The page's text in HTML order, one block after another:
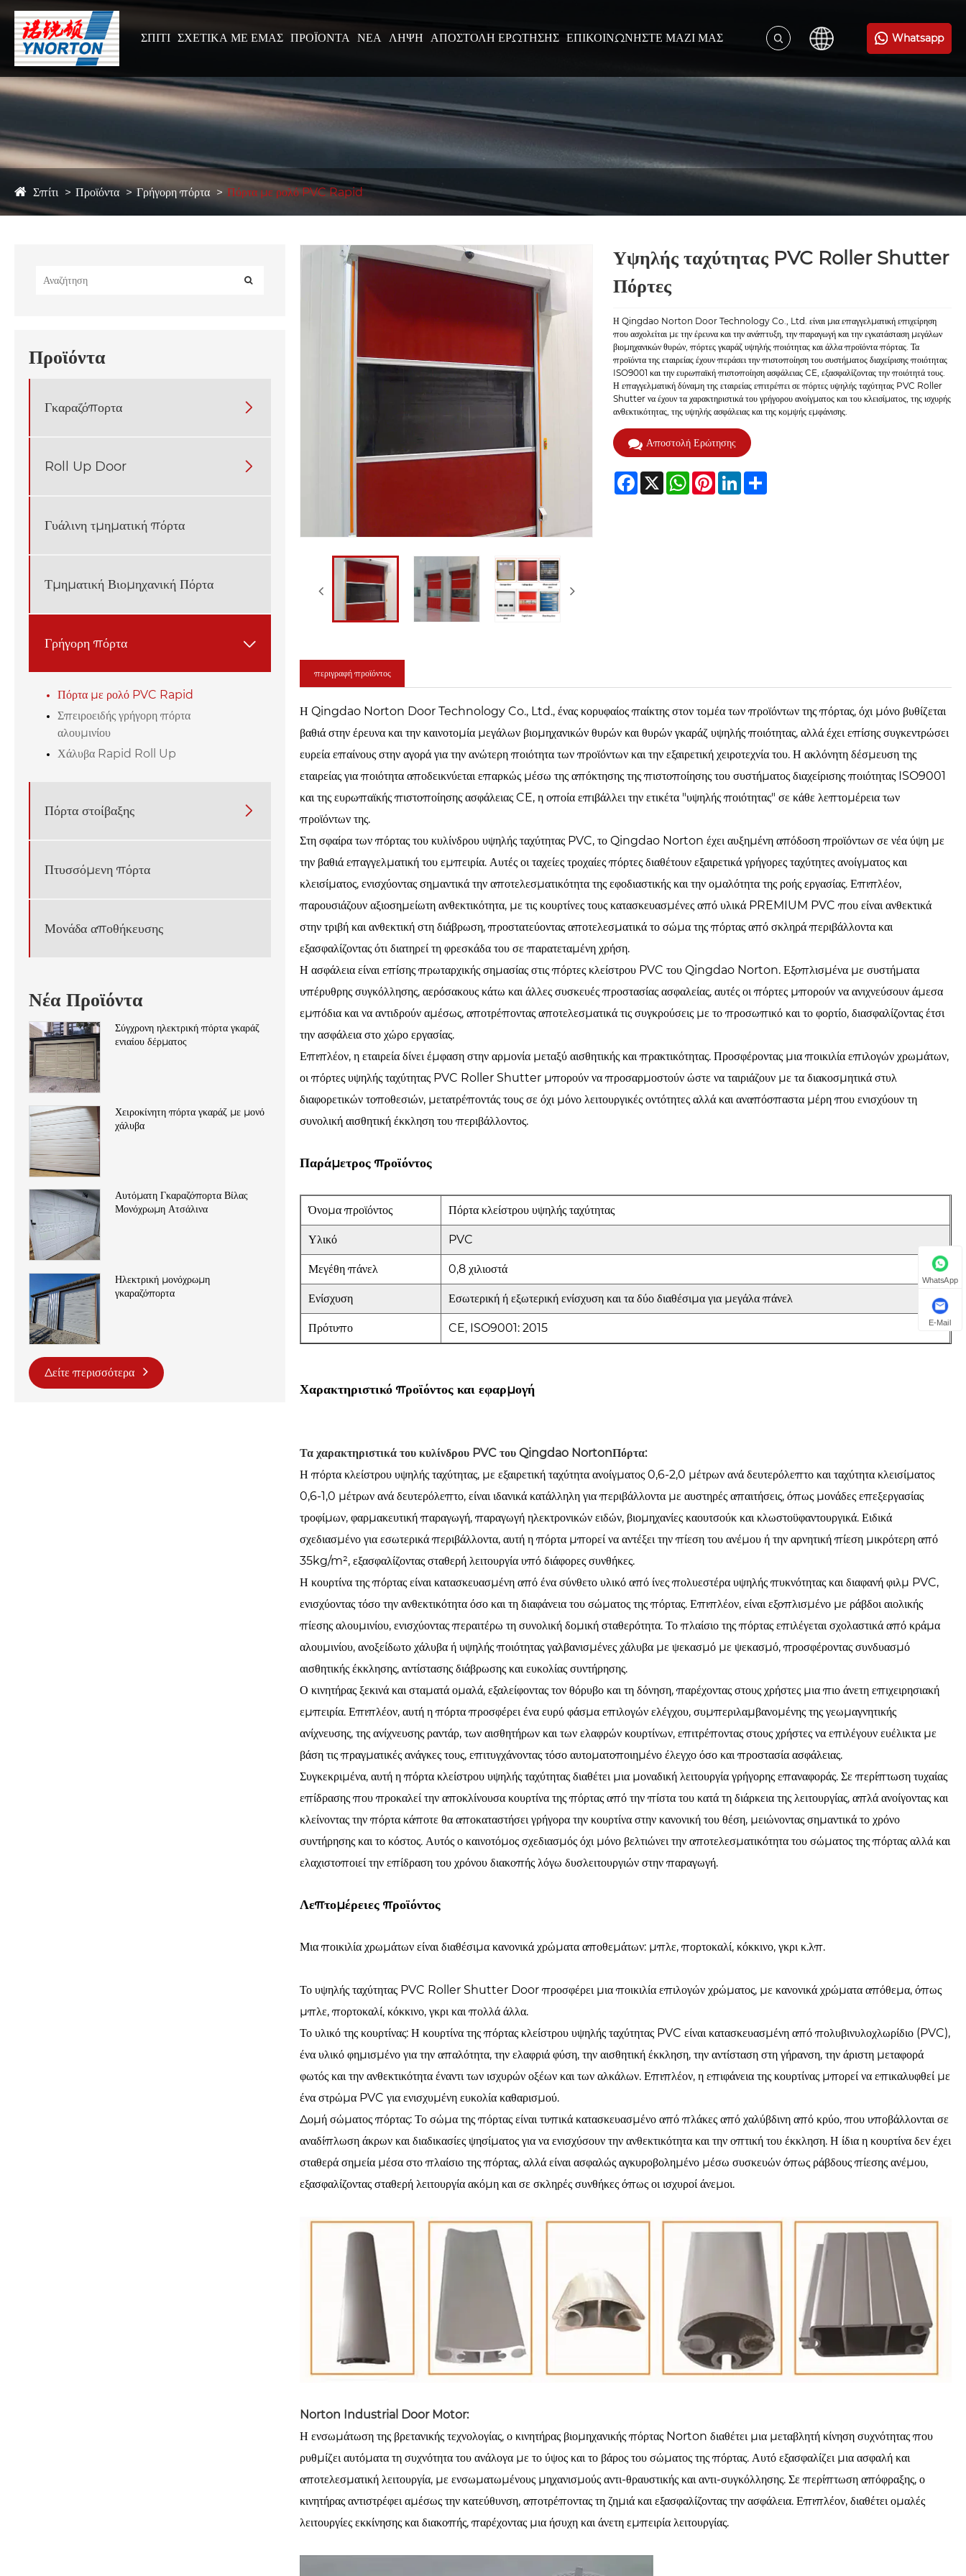
ΣΠΊΤΙ ΣΧΕΤΙΚΆ ΜΕ ΕΜΆΣ ΠΡΟΪΌΝΤΑ ΝΈΑ ΛΉΨΗ ΑΠΟΣΤΟΛΉ ΕΡΏΤΗΣΗΣ ΕΠΙΚΟΙΝΩΝΉΣΤΕ ΜΑΖΊ ΜΑΣ Whatsapp
Σπίτι Προϊόντα Γρήγορη πόρτα Πόρτα με ρολό PVC Rapid
Προϊόντα
Γκαραζόπορτα 
Roll Up Door 
Γυάλινη τμηματική πόρτα
Τμηματική Βιομηχανική Πόρτα
Γρήγορη πόρτα 
Πόρτα με ρολό PVC Rapid
Σπειροειδής γρήγορη πόρτα
αλουμινίου
Χάλυβα Rapid Roll Up
Πόρτα στοίβαξης 
Πτυσσόμενη πόρτα
Μονάδα αποθήκευσης
Νέα Προϊόντα
Σύγχρονη ηλεκτρική πόρτα γκαράζ
ενιαίου δέρματος
Χειροκίνητη πόρτα γκαράζ με μονό
χάλυβα
Αυτόματη Γκαραζόπορτα Βίλας
Μονόχρωμη Ατσάλινα
Ηλεκτρική μονόχρωμη
γκαραζόπορτα
Δείτε περισσότερα
Υψηλής ταχύτητας PVC Roller Shutter
Πόρτες
Η Qingdao Norton Door Technology Co., Ltd. είναι μια επαγγελματική επιχείρηση
που ασχολείται με την έρευνα και την ανάπτυξη, την παραγωγή και την εγκατάσταση μεγάλων
βιομηχανικών θυρών, πόρτες γκαράζ υψηλής ποιότητας και άλλα προϊόντα πόρτας. Τα
προϊόντα της εταιρείας έχουν περάσει την πιστοποίηση του συστήματος διαχείρισης ποιότητας
ISO9001 και την ευρωπαϊκή πιστοποίηση ασφάλειας CE, εξασφαλίζοντας την ποιότητά τους.
Η επαγγελματική δύναμη της εταιρείας επιτρέπει σε πόρτες υψηλής ταχύτητας PVC Roller
Shutter να έχουν τα χαρακτηριστικά του γρήγορου ανοίγματος και του κλεισίματος, της ισχυρής
ανθεκτικότητας, της υψηλής ασφάλειας και της κομψής εμφάνισης.
Αποστολή Ερώτησης
Facebook
X WhatsAppPinterestLinkedInShare
περιγραφή προϊόντος
Η Qingdao Norton Door Technology Co., Ltd., ένας κορυφαίος παίκτης στον τομέα των προϊόντων της πόρτας, όχι μόνο βυθίζεται
βαθιά στην έρευνα και την καινοτομία μεγάλων βιομηχανικών θυρών και θυρών γκαράζ υψηλής ποιότητας, αλλά έχει επίσης συγκεντρώσει
ευρεία επαίνους στην αγορά για την ανώτερη ποιότητα των προϊόντων και την εξαιρετική χειροτεχνία του. Η ακλόνητη δέσμευση της
εταιρείας για ποιότητα αποδεικνύεται επαρκώς μέσω της απόκτησης της πιστοποίησης του συστήματος διαχείρισης ποιότητας ISO9001
και της ευρωπαϊκής πιστοποίησης ασφάλειας CE, η οποία επιβάλλει την ετικέτα "υψηλής ποιότητας" σε κάθε λεπτομέρεια των
προϊόντων της.
Στη σφαίρα των πόρτας του κυλίνδρου υψηλής ταχύτητας PVC, το Qingdao Norton έχει αυξημένη απόδοση προϊόντων σε νέα ύψη με
την βαθιά επαγγελματική του εμπειρία. Αυτές οι ταχείες τροχαίες πόρτες διαθέτουν εξαιρετικά γρήγορες ταχύτητες ανοίγματος και
κλεισίματος, ενισχύοντας σημαντικά την αποτελεσματικότητα της εφοδιαστικής και την ομαλότητα της ροής εργασίας. Επιπλέον,
παρουσιάζουν αξιοσημείωτη ανθεκτικότητα, με τις κουρτίνες τους κατασκευασμένες από υλικά PREMIUM PVC που είναι ανθεκτικά
στην τριβή και ανθεκτική στη διάβρωση, προστατεύοντας αποτελεσματικά το σώμα της πόρτας από σκληρά περιβάλλοντα και
εξασφαλίζοντας ότι διατηρεί τη φρεσκάδα του σε παρατεταμένη χρήση.
Η ασφάλεια είναι επίσης πρωταρχικής σημασίας στις πόρτες κλείστρου PVC του Qingdao Norton. Εξοπλισμένα με συστήματα
υπέρυθρης συγκόλλησης, αερόσακους κάτω και άλλες συσκευές προστασίας ασφαλείας, αυτές οι πόρτες μπορούν να ανιχνεύσουν άμεσα
εμπόδια και να αντιδρούν αμέσως, αποτρέποντας αποτελεσματικά τις συγκρούσεις με το προσωπικό και το φορτίο, διασφαλίζοντας έτσι
την ασφάλεια στο χώρο εργασίας.
Επιπλέον, η εταιρεία δίνει έμφαση στην αρμονία μεταξύ αισθητικής και πρακτικότητας. Προσφέροντας μια ποικιλία επιλογών χρωμάτων,
οι πόρτες υψηλής ταχύτητας PVC Roller Shutter μπορούν να προσαρμοστούν ώστε να ταιριάζουν με τα διακοσμητικά στυλ
διαφορετικών τοποθεσιών, μετατρέποντάς τους σε όχι μόνο λειτουργικές οντότητες αλλά και αναπόσπαστα μέρη που ενισχύουν τη
συνολική αισθητική έκκληση του περιβάλλοντος.
Παράμετρος προϊόντος
Όνομα προϊόντος Πόρτα κλείστρου υψηλής ταχύτητας
Υλικό PVC
Μεγέθη πάνελ 0,8 χιλιοστά
Ενίσχυση Εσωτερική ή εξωτερική ενίσχυση και τα δύο διαθέσιμα για μεγάλα πάνελ
Πρότυπο CE, ISO9001: 2015
Χαρακτηριστικό προϊόντος και εφαρμογή
Τα χαρακτηριστικά του κυλίνδρου PVC του Qingdao NortonΠόρτα:
Η πόρτα κλείστρου υψηλής ταχύτητας, με εξαιρετική ταχύτητα ανοίγματος 0,6-2,0 μέτρων ανά δευτερόλεπτο και ταχύτητα κλεισίματος
0,6-1,0 μέτρων ανά δευτερόλεπτο, είναι ιδανικά κατάλληλη για περιβάλλοντα με αυστηρές απαιτήσεις, όπως μονάδες επεξεργασίας
τροφίμων, φαρμακευτική παραγωγή, παραγωγή ηλεκτρονικών ειδών, βιομηχανίες καουτσούκ και κλωστοϋφαντουργικά. Ειδικά
σχεδιασμένο για εσωτερικά περιβάλλοντα, αυτή η πόρτα μπορεί να αντέξει την πίεση του ανέμου ή την αρνητική πίεση μικρότερη από
35kg/m², εξασφαλίζοντας σταθερή λειτουργία υπό διάφορες συνθήκες.
Η κουρτίνα της πόρτας είναι κατασκευασμένη από ένα σύνθετο υλικό από ίνες πολυεστέρα υψηλής πυκνότητας και διαφανή φιλμ PVC,
ενισχύοντας τόσο την ανθεκτικότητα όσο και τη διαφάνεια του σώματος της πόρτας. Επιπλέον, είναι εξοπλισμένο με ράβδοι αιολικής
πίεσης αλουμινίου, ενισχύοντας περαιτέρω τη συνολική δομική σταθερότητα. Το πλαίσιο της πόρτας επιλέγεται σχολαστικά από κράμα
αλουμινίου, ανοξείδωτο χάλυβα ή υψηλής ποιότητας γαλβανισμένες χάλυβα με ψεκασμό με ψεκασμό, προσφέροντας συνδυασμό
αισθητικής έκκλησης, αντίστασης διάβρωσης και ευκολίας συντήρησης.
Ο κινητήρας ξεκινά και σταματά ομαλά, εξαλείφοντας τον θόρυβο και τη δόνηση, παρέχοντας στους χρήστες μια πιο άνετη επιχειρησιακή
εμπειρία. Επιπλέον, αυτή η πόρτα προσφέρει ένα ευρύ φάσμα επιλογών ελέγχου, συμπεριλαμβανομένης της γεωμαγνητικής
ανίχνευσης, της ανίχνευσης ραντάρ, των αισθητήρων και των ελαφρών κουρτίνων, επιτρέποντας στους χρήστες να επιλέγουν ευέλικτα με
βάση τις πραγματικές ανάγκες τους, επιτυγχάνοντας τόσο αυτοματοποιημένο έλεγχο όσο και προστασία ασφάλειας.
Συγκεκριμένα, αυτή η πόρτα κλείστρου υψηλής ταχύτητας διαθέτει μια μοναδική λειτουργία γρήγορης επαναφοράς. Σε περίπτωση τυχαίας
επίδρασης που προκαλεί την αποκλίνουσα κουρτίνα της πόρτας από την πίστα του κατά τη διάρκεια της λειτουργίας, απλά ανοίγοντας και
κλείνοντας την πόρτα κάποτε θα αποκαταστήσει γρήγορα την κουρτίνα στην κανονική του θέση, μειώνοντας σημαντικά το χρόνο
συντήρησης και το κόστος. Αυτός ο καινοτόμος σχεδιασμός όχι μόνο βελτιώνει την αποτελεσματικότητα του σώματος της πόρτας αλλά και
ελαχιστοποιεί την επίδραση του χρόνου διακοπής λόγω δυσλειτουργιών στην παραγωγή.
Λεπτομέρειες προϊόντος
Μια ποικιλία χρωμάτων είναι διαθέσιμα κανονικά χρώματα αποθεμάτων: μπλε, πορτοκαλί, κόκκινο, γκρι κ.λπ.
Το υψηλής ταχύτητας PVC Roller Shutter Door προσφέρει μια ποικιλία επιλογών χρώματος, με κανονικά χρώματα απόθεμα, όπως
μπλε, πορτοκαλί, κόκκινο, γκρι και πολλά άλλα.
Το υλικό της κουρτίνας: Η κουρτίνα της πόρτας κλείστρου υψηλής ταχύτητας PVC είναι κατασκευασμένη από πολυβινυλοχλωρίδιο (PVC),
ένα υλικό φημισμένο για την απαλότητα, την ελαφριά φύση, την αισθητική έκκληση, την αντίσταση στη γήρανση, την άριστη μεταφορά
φωτός και την ανθεκτικότητα έναντι των ισχυρών οξέων και των αλκάλων. Επιπλέον, η επιφάνεια της κουρτίνας μπορεί να επικαλυφθεί με
ένα στρώμα PVC για ενισχυμένη ευκολία καθαρισμού.
Δομή σώματος πόρτας: Το σώμα της πόρτας είναι τυπικά κατασκευασμένο από πλάκες από χαλύβδινη από κρύο, που υποβάλλονται σε
αναδίπλωση άκρων και διαδικασίες ψησίματος για να ενισχύσουν την ανθεκτικότητα και την οπτική του έκκληση. Η ίδια η κουρτίνα δεν έχει
σταθερά σημεία μέσα στο πλαίσιο της πόρτας, αλλά είναι ασφαλώς αγκυροβολημένο μέσω συσκευών όπως ράβδους πίεσης ανέμου,
εξασφαλίζοντας σταθερή λειτουργία ακόμη και σε σκληρές συνθήκες όπως οι ισχυροί άνεμοι.
Norton Industrial Door Motor:
Η ενσωμάτωση της βρετανικής τεχνολογίας, ο κινητήρας βιομηχανικής πόρτας Norton διαθέτει μια μεταβλητή κίνηση συχνότητας που
ρυθμίζει αυτόματα τη συχνότητα του ανάλογα με το ύψος και το βάρος του σώματος της πόρτας. Αυτό εξασφαλίζει μια ασφαλή και
αποτελεσματική λειτουργία, με ενσωματωμένους μηχανισμούς αντι-θραυστικής και αντι-συγκόλλησης. Σε περίπτωση απόφραξης, ο
κινητήρας αντιστρέφει αμέσως την κατεύθυνση, αποτρέποντας τη ζημιά και εξασφαλίζοντας την ασφάλεια. Επιπλέον, διαθέτει ομαλές
λειτουργίες εκκίνησης και διακοπής, παρέχοντας μια ήσυχη και άνετη εμπειρία λειτουργίας.
WhatsApp
E-Mail